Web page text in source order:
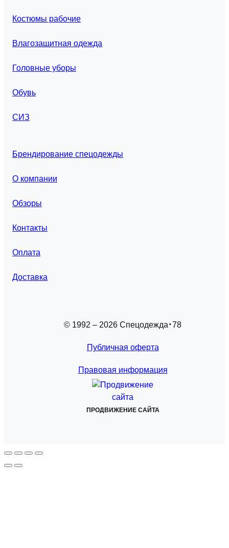
Костюмы рабочие
Влагозащитная одежда
Головные уборы
Обувь
СИЗ
Брендирование спецодежды
О компании
Обзоры
Контакты
Оплата
Доставка
© 1992 – 2026 Спецодежда 78
Публичная оферта
Правовая информация
ПРОДВИЖЕНИЕ САЙТА